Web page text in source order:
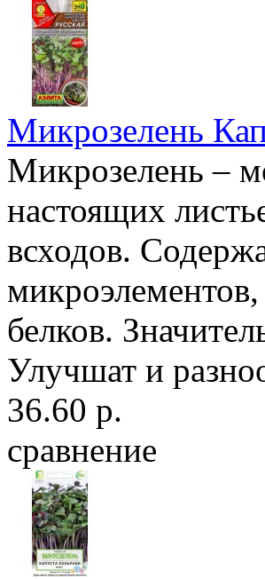
Микрозелень
Микрозелень –
настоящих
всходов.
белков.
Улучшат и
36.60 р.
сравнение